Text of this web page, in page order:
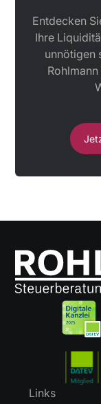
Entdecken
Ihre
unnötigen
Links